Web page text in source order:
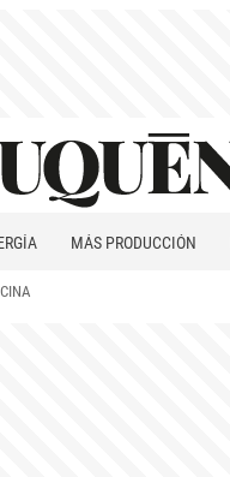
MÁS PRODUCCIÓN